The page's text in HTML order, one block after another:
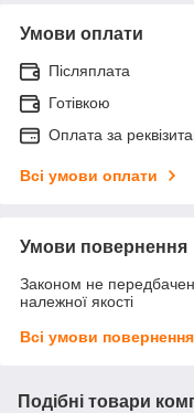
Умови оплати
Післяплата
Готівкою
Оплата за
Всі умови оплати
Умови повернення
Законом не
належної якості
Всі умови повернення
Подібні товари